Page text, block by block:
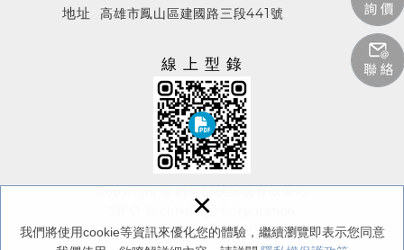
我們將使用cookie等資訊來優化您的體驗，繼續瀏覽即表示您同意
×
地址
高雄市鳳山區建國路三段441號
線上型錄
Copyright © 西河科技股份有限公司
SIFO Technology Corporation
All Rights Reserved./隱私權保護政策